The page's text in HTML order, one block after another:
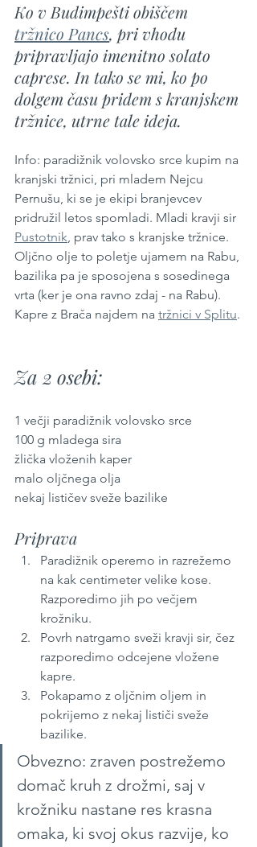
Ko v Budimpešti obiščem
tržnico Pancs, pri vhodu
pripravljajo imenitno solato
caprese. In tako se mi, ko po
dolgem času pridem s kranjskem
tržnice, utrne tale ideja.
Info: paradižnik volovsko srce kupim na
kranjski tržnici, pri mladem Nejcu
Pernušu, ki se je ekipi branjevcev
pridružil letos spomladi. Mladi kravji sir
Pustotnik, prav tako s kranjske tržnice.
Oljčno olje to poletje ujamem na Rabu,
bazilika pa je sposojena s sosedinega
vrta (ker je ona ravno zdaj - na Rabu).
Kapre z Brača najdem na tržnici v Splitu.
Za 2 osebi:
1 večji paradižnik volovsko srce
100 g mladega sira
žlička vloženih kaper
malo oljčnega olja
nekaj lističev sveže bazilike
Priprava
Paradižnik operemo in razrežemo
na kak centimeter velike kose.
Razporedimo jih po večjem
krožniku.
Povrh natrgamo sveži kravji sir, čez
razporedimo odcejene vložene
kapre.
Pokapamo z oljčnim oljem in
pokrijemo z nekaj lističi sveže
bazilike.
Obvezno: zraven postrežemo
domač kruh z drožmi, saj v
krožniku nastane res krasna
omaka, ki svoj okus razvije, ko